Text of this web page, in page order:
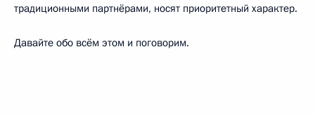
традиционными партнёрами, носят приоритетный характер.
Давайте обо всём этом и поговорим.